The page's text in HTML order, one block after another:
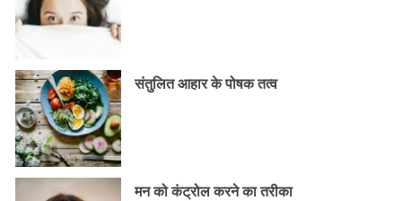
संतुलित आहार के पोषक तत्व
मन को कंट्रोल करने का तरीका